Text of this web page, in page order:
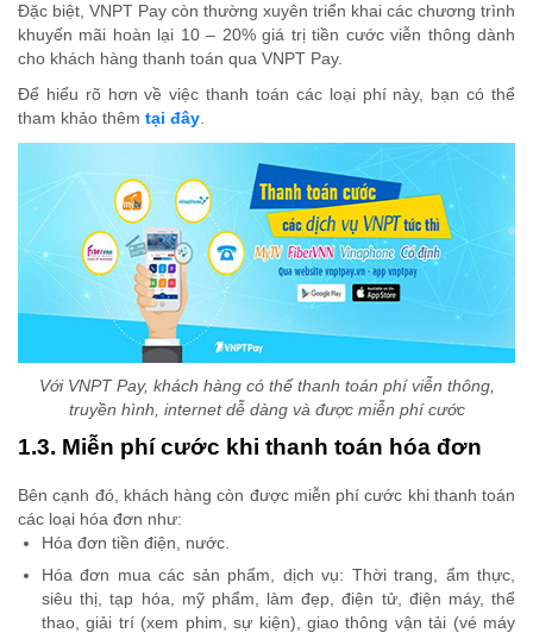
Đặc biệt, VNPT Pay còn thường xuyên triển khai các chương trình
khuyến mãi hoàn lại 10 – 20% giá trị tiền cước viễn thông dành
cho khách hàng thanh toán qua VNPT Pay.
Để hiểu rõ hơn về việc thanh toán các loại phí này, bạn có thể
tham khảo thêm tại đây
Với VNPT Pay, khách hàng có thể thanh toán phí viễn thông,
truyền hình, internet dễ dàng và được miễn phí cước
1.3. Miễn phí cước khi thanh toán hóa đơn
Bên cạnh đó, khách hàng còn được miễn phí cước khi thanh toán
các loại hóa đơn như:
Hóa đơn tiền điện, nước.
Hóa đơn mua các sản phẩm, dịch vụ: Thời trang, ẩm thực,
siêu thị, tạp hóa, mỹ phẩm, làm đẹp, điện tử, điện máy, thể
thao, giải trí (xem phim, sự kiện), giao thông vận tải (vé máy